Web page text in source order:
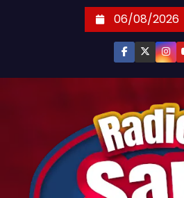
06/08/2026